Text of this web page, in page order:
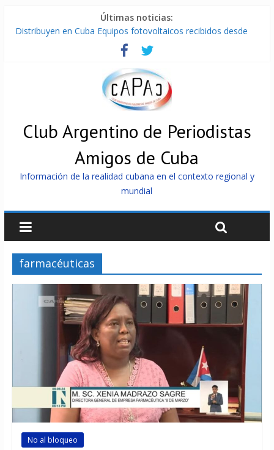
Últimas noticias:
Distribuyen en Cuba Equipos fotovoltaicos recibidos desde
La ONU condena medidas de EE.UU contra Cuba
Cuba alerta sobre doctrina militar de dominación de EEUU
Nuevas sanciones de EEUU contra Cuba apuntan a la
cooperación militar con Rusia y China
Brutal represión contra los que marchan para que no se
venda la patria
Club Argentino de Periodistas
Amigos de Cuba
Información de la realidad cubana en el contexto regional y
mundial
farmacéuticas
No al bloqueo